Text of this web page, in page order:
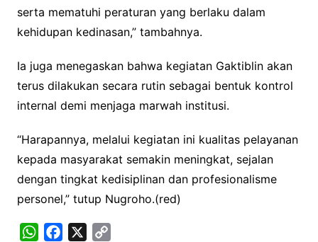
serta mematuhi peraturan yang berlaku dalam
kehidupan kedinasan,” tambahnya.
Ia juga menegaskan bahwa kegiatan Gaktiblin akan
terus dilakukan secara rutin sebagai bentuk kontrol
internal demi menjaga marwah institusi.
“Harapannya, melalui kegiatan ini kualitas pelayanan
kepada masyarakat semakin meningkat, sejalan
dengan tingkat kedisiplinan dan profesionalisme
personel,” tutup Nugroho.(red)
W